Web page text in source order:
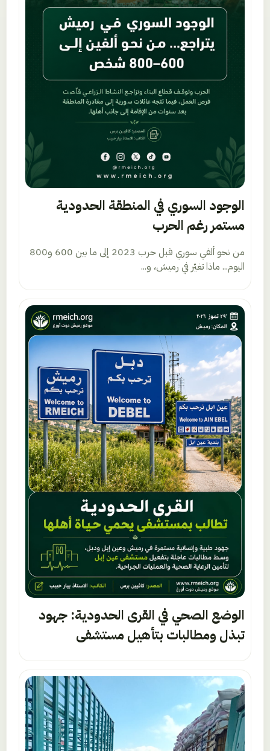
الوجود السوري في المنطقة الحدودية
مستمر رغم الحرب
من نحو ألفي سوري قبل حرب 2023 إلى ما بين 600 و800
اليوم... ماذا تغيّر في رميش، و...
الوضع الصحي في القرى الحدودية: جهود
تبذل ومطالبات بتأهيل مستشفى